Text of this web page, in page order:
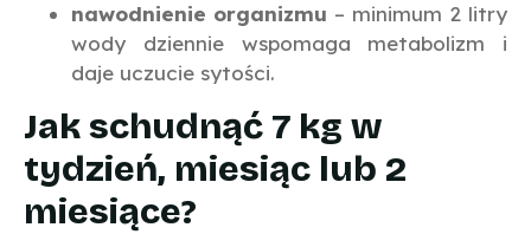
nawodnienie organizmu – minimum 2 litry
wody dziennie wspomaga metabolizm i
daje uczucie sytości.
Jak schudnąć 7 kg w
tydzień, miesiąc lub 2
miesiące?